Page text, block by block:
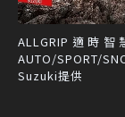
ALLGRIP適時
AUTO/SPORT/
Suzuki提供